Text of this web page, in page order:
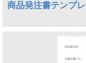
商品発注書テンプ